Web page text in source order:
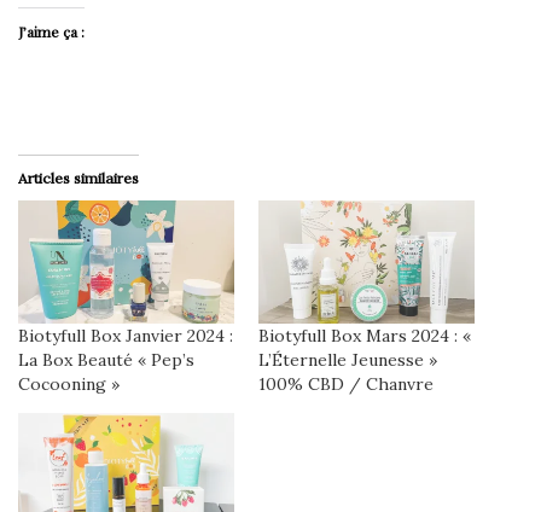
J’aime ça :
Articles similaires
Biotyfull Box Janvier 2024 :
La Box Beauté « Pep’s
Cocooning »
Biotyfull Box Mars 2024 : «
L’Éternelle Jeunesse »
100% CBD / Chanvre